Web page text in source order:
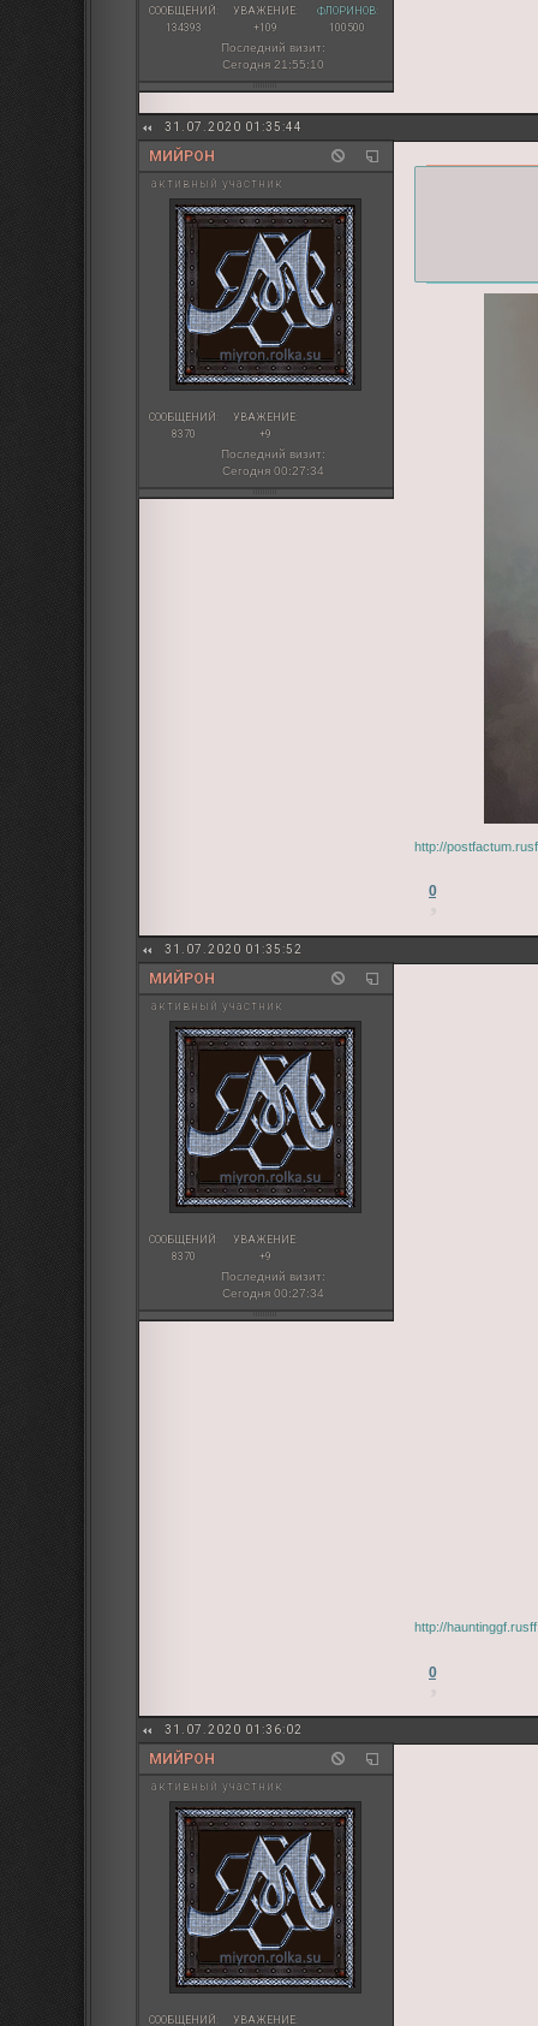
СООБЩЕНИЙ:
134393
УВАЖЕНИЕ:
+109
ФЛОРИНОВ:
100500
Последний визит:
Сегодня 21:55:10
31.07.2020 01:35:44
МИЙРОН
активный участник
СООБЩЕНИЙ:
8370
УВАЖЕНИЕ:
+9
Последний визит:
Сегодня 00:27:34
http://
0
31.07.2020 01:35:52
МИЙРОН
активный участник
СООБЩЕНИЙ:
8370
УВАЖЕНИЕ:
+9
Последний визит:
Сегодня 00:27:34
http://
0
31.07.2020 01:36:02
МИЙРОН
активный участник
СООБЩЕНИЙ:
УВАЖЕНИЕ: